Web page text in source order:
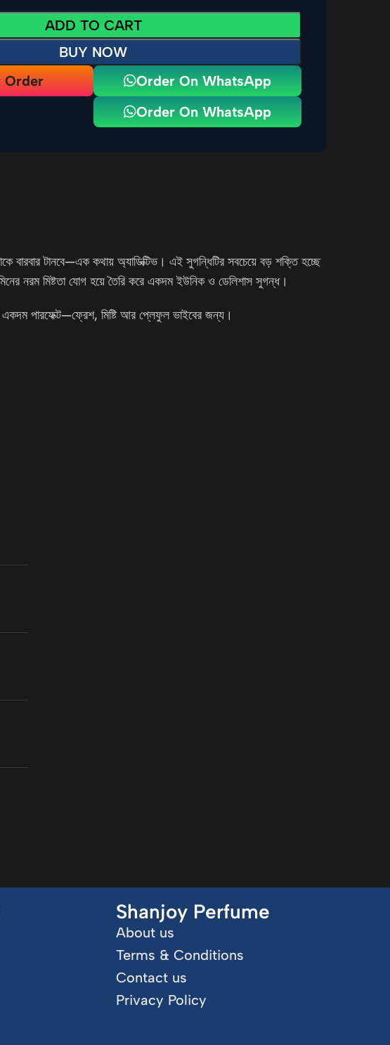
ADD TO CART
BUY NOW
Order
Order On WhatsApp
Order On WhatsApp
টানবে—এক কথায় অ্যাডিক্টিভ। এই সুগন্ধিটির সবচেয়ে বড় শক্তি হচ্ছে
নরম মিষ্টতা যোগ হয়ে তৈরি করে একদম ইউনিক ও ডেলিশাস সুগন্ধ।
একদম পারফেক্ট—ফ্রেশ, মিষ্টি আর প্লেফুল ভাইবের জন্য।
Shanjoy Perfume
About us
Terms & Conditions
Contact us
Privacy Policy